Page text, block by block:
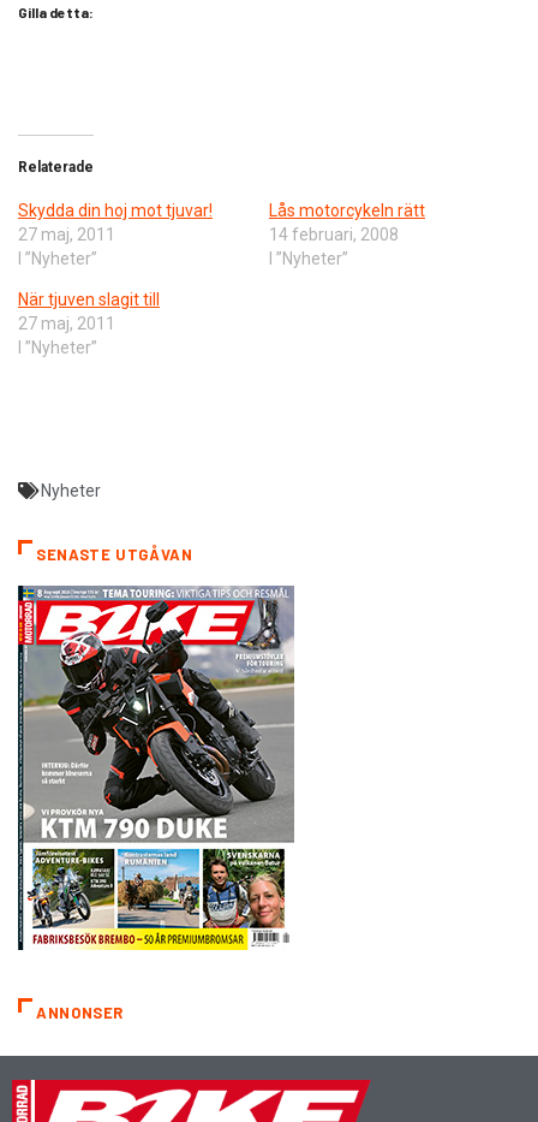
Gilla detta:
Relaterade
Skydda din hoj mot tjuvar!
27 maj, 2011
I ”Nyheter”
Lås motorcykeln rätt
14 februari, 2008
I ”Nyheter”
När tjuven slagit till
27 maj, 2011
I ”Nyheter”
Nyheter
SENASTE UTGÅVAN
ANNONSER